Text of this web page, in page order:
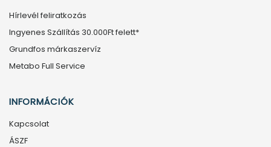
Hírlevél feliratkozás
Ingyenes Szállítás 30.000Ft felett*
Grundfos márkaszervíz
Metabo Full Service
INFORMÁCIÓK
Kapcsolat
ÁSZF